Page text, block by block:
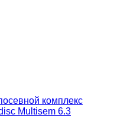
комплекс
Multisem 6.3